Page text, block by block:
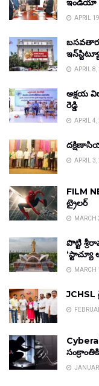
ఇండియా
APRIL
APRIL
అక్షయ
రెడ్డి
APRIL
APRIL
FILM
ట్రైలర్
MARCH
పొట్టి
‘స్టాచ్యూ
MARCH